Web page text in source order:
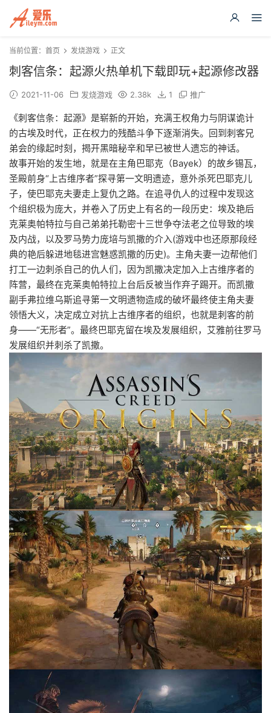
当前位置： 首页 发烧游戏 正文
刺客信条：起源火热单机下载即玩+起源修改器
2021-11-06 发烧游戏 2.38k 1 推广
《刺客信条：起源》是崭新的开始，充满王权角力与阴谋诡计
的古埃及时代，正在权力的残酷斗争下逐渐消失。回到刺客兄
弟会的缘起时刻，揭开黑暗秘辛和早已被世人遗忘的神话。
故事开始的发生地，就是在主角巴耶克（Bayek）的故乡锡瓦，
圣殿前身“上古维序者”探寻第一文明遗迹，意外杀死巴耶克儿
子，使巴耶克夫妻走上复仇之路。在追寻仇人的过程中发现这
个组织极为庞大，并卷入了历史上有名的一段历史：埃及艳后
克莱奥帕特拉与自己弟弟托勒密十三世争夺法老之位导致的埃
及内战，以及罗马势力庞培与凯撒的介入(游戏中也还原那段经
典的艳后躲进地毯进宫魅惑凯撒的历史)。主角夫妻一边帮他们
打工一边刺杀自己的仇人们，因为凯撒决定加入上古维序者的
阵营，最终在克莱奥帕特拉上台后反被当作弃子踢开。而凯撒
副手弗拉维乌斯追寻第一文明遗物造成的破坏最终使主角夫妻
领悟大义，决定成立对抗上古维序者的组织，也就是刺客的前
身——“无形者”。最终巴耶克留在埃及发展组织，艾雅前往罗马
发展组织并刺杀了凯撒。